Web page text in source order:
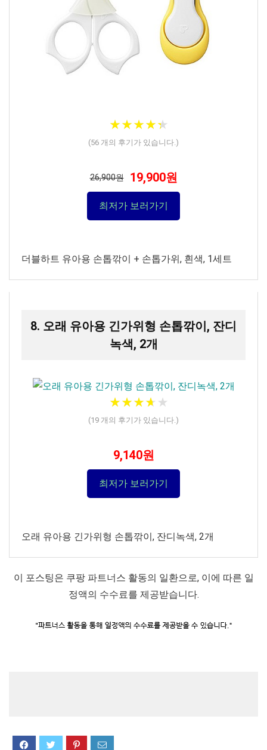
★★★★★
★★★★★
(56 개의 후기가 있습니다.)
26,900원 19,900원
최저가 보러가기
더블하트 유아용 손톱깎이 + 손톱가위, 흰색, 1세트
8. 오래 유아용 긴가위형 손톱깎이, 잔디
녹색, 2개
★★★★ ★
★★★★ ★
(19 개의 후기가 있습니다.)
9,140원
최저가 보러가기
오래 유아용 긴가위형 손톱깎이, 잔디녹색, 2개
이 포스팅은 쿠팡 파트너스 활동의 일환으로, 이에 따른 일
정액의 수수료를 제공받습니다.